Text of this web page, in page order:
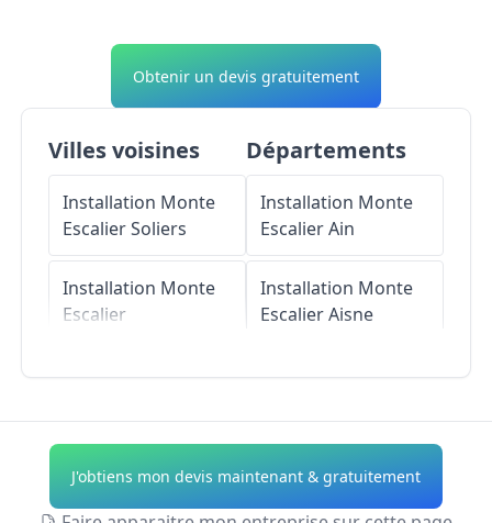
Obtenir un devis gratuitement
Villes voisines
Installation Monte
EscalierSoliers
Installation Monte
Escalier
EscalierTilly-la-
Installation Monte
Départements
Installation Monte
EscalierAin
Installation Monte
EscalierAisne
Installation Monte
EscalierAlpes-de-
Haute-Provence
J'obtiens mon devis maintenant & gratuitement